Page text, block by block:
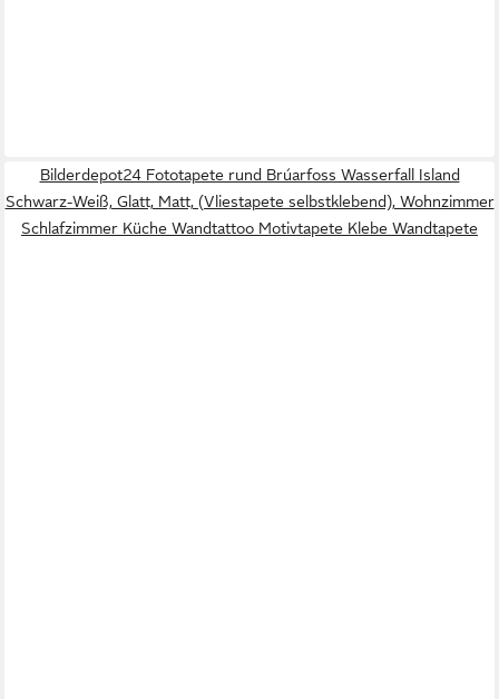
Bilderdepot24 Fototapete rund Brúarfoss Wasserfall Island
Schwarz-Weiß, Glatt, Matt, (Vliestapete selbstklebend), Wohnzimmer
Schlafzimmer Küche Wandtattoo Motivtapete Klebe Wandtapete